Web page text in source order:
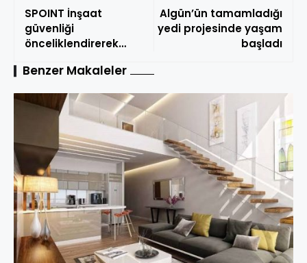
SPOINT İnşaat
güvenliği
önceliklendirerek
Algün’ün tamamladığı
yedi projesinde yaşam
başladı
Benzer Makaleler